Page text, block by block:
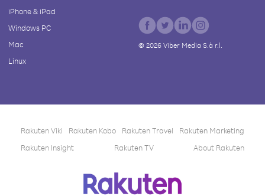
iPhone & iPad
Windows PC
Mac
Linux
© 2026Viber Media S.à r.l.
Rakuten Viki Rakuten Kobo Rakuten Travel
Rakuten Marketing
Rakuten Insight
Rakuten TV About Rakuten